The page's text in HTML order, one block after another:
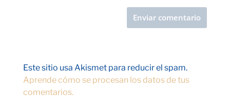
Este sitio usa Akismet para reducir el spam.
Aprende cómo se procesan los datos de tus
comentarios.